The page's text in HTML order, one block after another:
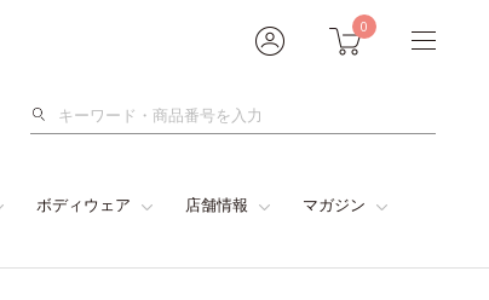
0
検
ボディウェア 店舗情報 マガジン